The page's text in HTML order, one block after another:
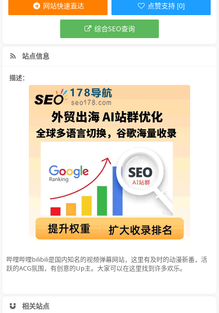
网站快速直达 点赞支持 [0]
综合SEO查询
站点信息
描述：
哔哩哔哩bilibili是国内知名的视频弹幕网站，这里有及时的动漫新番，活
跃的ACG氛围，有创意的Up主。大家可以在这里找到许多欢乐。
相关站点